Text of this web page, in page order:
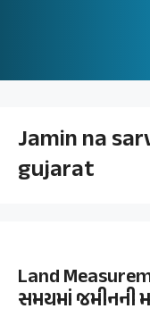
Jamin na
gujarat
Land
સમયમાં જમીનની